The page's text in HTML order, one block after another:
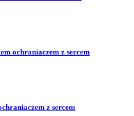
ochraniaczem z sercem
z sercem